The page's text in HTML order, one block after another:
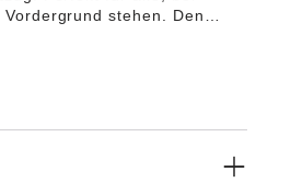
stehen. Den
Der hochwertige,
Daher ist die